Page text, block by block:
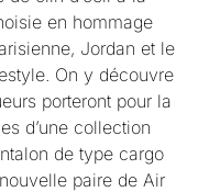
en hommage
Jordan et le
On y découvre
porteront pour la
d’une collection
de type cargo
paire de Air